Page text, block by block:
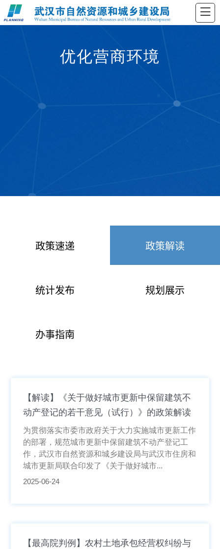
优化营商环境
政策速递 政策解读
统计发布 规划展示
办事指南
【解读】《关于做好城市更新中保留建筑不
动产登记的若干意见（试行）》的政策解读
为贯彻落实市委市政府关于大力实施城市更新工作
的部署，规范城市更新中保留建筑不动产登记工
作，武汉市自然资源和城乡建设局与武汉市住房和
城市更新局联合印发了《关于做好城市...
2025-06-24
【最高院判例】农村土地承包经营权纠纷与